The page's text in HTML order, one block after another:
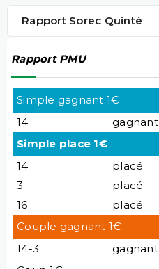
Rapport Sorec Quinté
Rapport PMU
Simple gagnant 1€
14
gagnant
Simple place 1€
14
placé
3
placé
16
placé
Couple gagnant 1€
14-3
gagnant